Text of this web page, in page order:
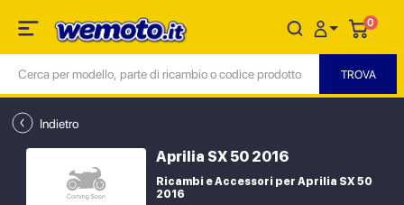
0
Indietro
Aprilia SX 50 2016
Ricambi e Accessori per Aprilia SX 50
2016